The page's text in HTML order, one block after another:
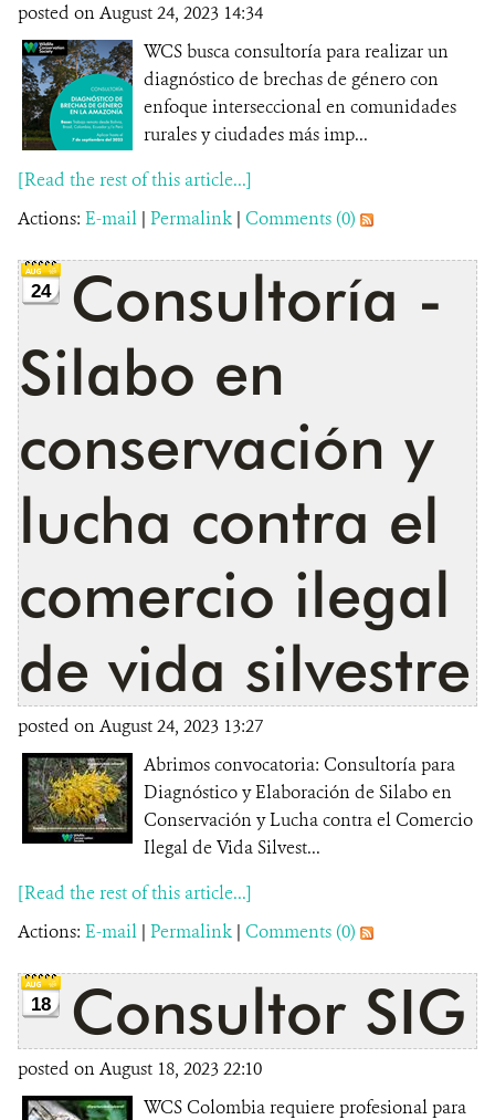
posted on August 24, 2023 14:34
WCS busca consultoría para realizar un
diagnóstico de brechas de género con
enfoque interseccional en comunidades
rurales y ciudades más imp...
[Read the rest of this article...]
Actions: E-mail | Permalink | Comments (0)
24
Consultoría -
Silabo en
conservación y
lucha contra el
comercio ilegal
de vida silvestre
posted on August 24, 2023 13:27
Abrimos convocatoria: Consultoría para
Diagnóstico y Elaboración de Silabo en
Conservación y Lucha contra el Comercio
Ilegal de Vida Silvest...
[Read the rest of this article...]
Actions: E-mail | Permalink | Comments (0)
18 Consultor SIG
posted on August 18, 2023 22:10
WCS Colombia requiere profesional para